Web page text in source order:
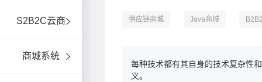
S2B2C云商
商城系统
供应链商城 Java商城
每种技术都有其自身的技术复杂性
义。